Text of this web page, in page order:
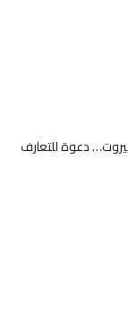
دعوة للتعارف